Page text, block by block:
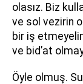
olasız. Biz
ve sol vezirin
bir iş
ve bid’at
Öyle olmuş.